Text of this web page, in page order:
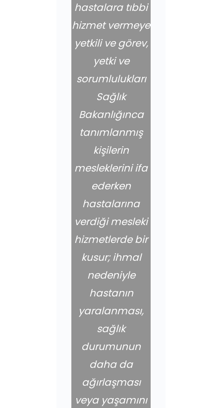
hastalara tıbbi
hizmet vermeye
yetkili ve görev,
yetki ve
sorumlulukları
Sağlık
Bakanlığınca
tanımlanmış
kişilerin
mesleklerini ifa
ederken
hastalarına
verdiği mesleki
hizmetlerde bir
kusur; ihmal
nedeniyle
hastanın
yaralanması,
sağlık
durumunun
daha da
ağırlaşması
veya yaşamını